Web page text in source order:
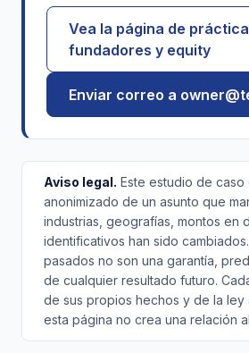
Vea la página de
fundadores y equity
Enviar correo a
Aviso legal. Este estudio de caso
anonimizado de un asunto que
industrias, geografías, montos en
identificativos han sido
pasados no son una garantía,
de cualquier resultado futuro.
de sus propios hechos y de la ley
esta página no crea una relación